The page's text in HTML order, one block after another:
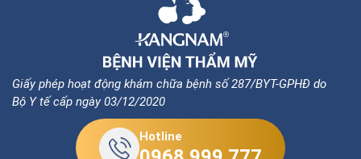
Giấy phép hoạt động khám chữa bệnh số 287/BYT-GPHĐ do
Bộ Y tế cấp ngày 03/12/2020
Hotline